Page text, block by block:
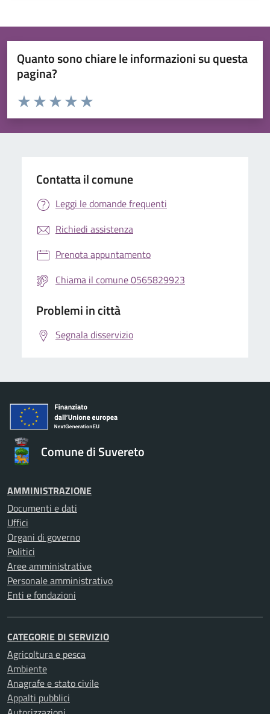
Quanto sono chiare le informazioni su questa
pagina?
Valuta da 1 a 5 stelle la pagina
Valuta 5 stelle su 5
Valuta 4 stelle su 5
Valuta 3 stelle su 5
Valuta 2 stelle su 5
Valuta 1 stelle su 5
Contatta il comune
Leggi le domande frequenti
Richiedi assistenza
Prenota appuntamento
Chiama il comune 0565829923
Problemi in città
Segnala disservizio
Comune di Suvereto
AMMINISTRAZIONE
Documenti e dati
Uffici
Organi di governo
Politici
Aree amministrative
Personale amministrativo
Enti e fondazioni
CATEGORIE DI SERVIZIO
Agricoltura e pesca
Ambiente
Anagrafe e stato civile
Appalti pubblici